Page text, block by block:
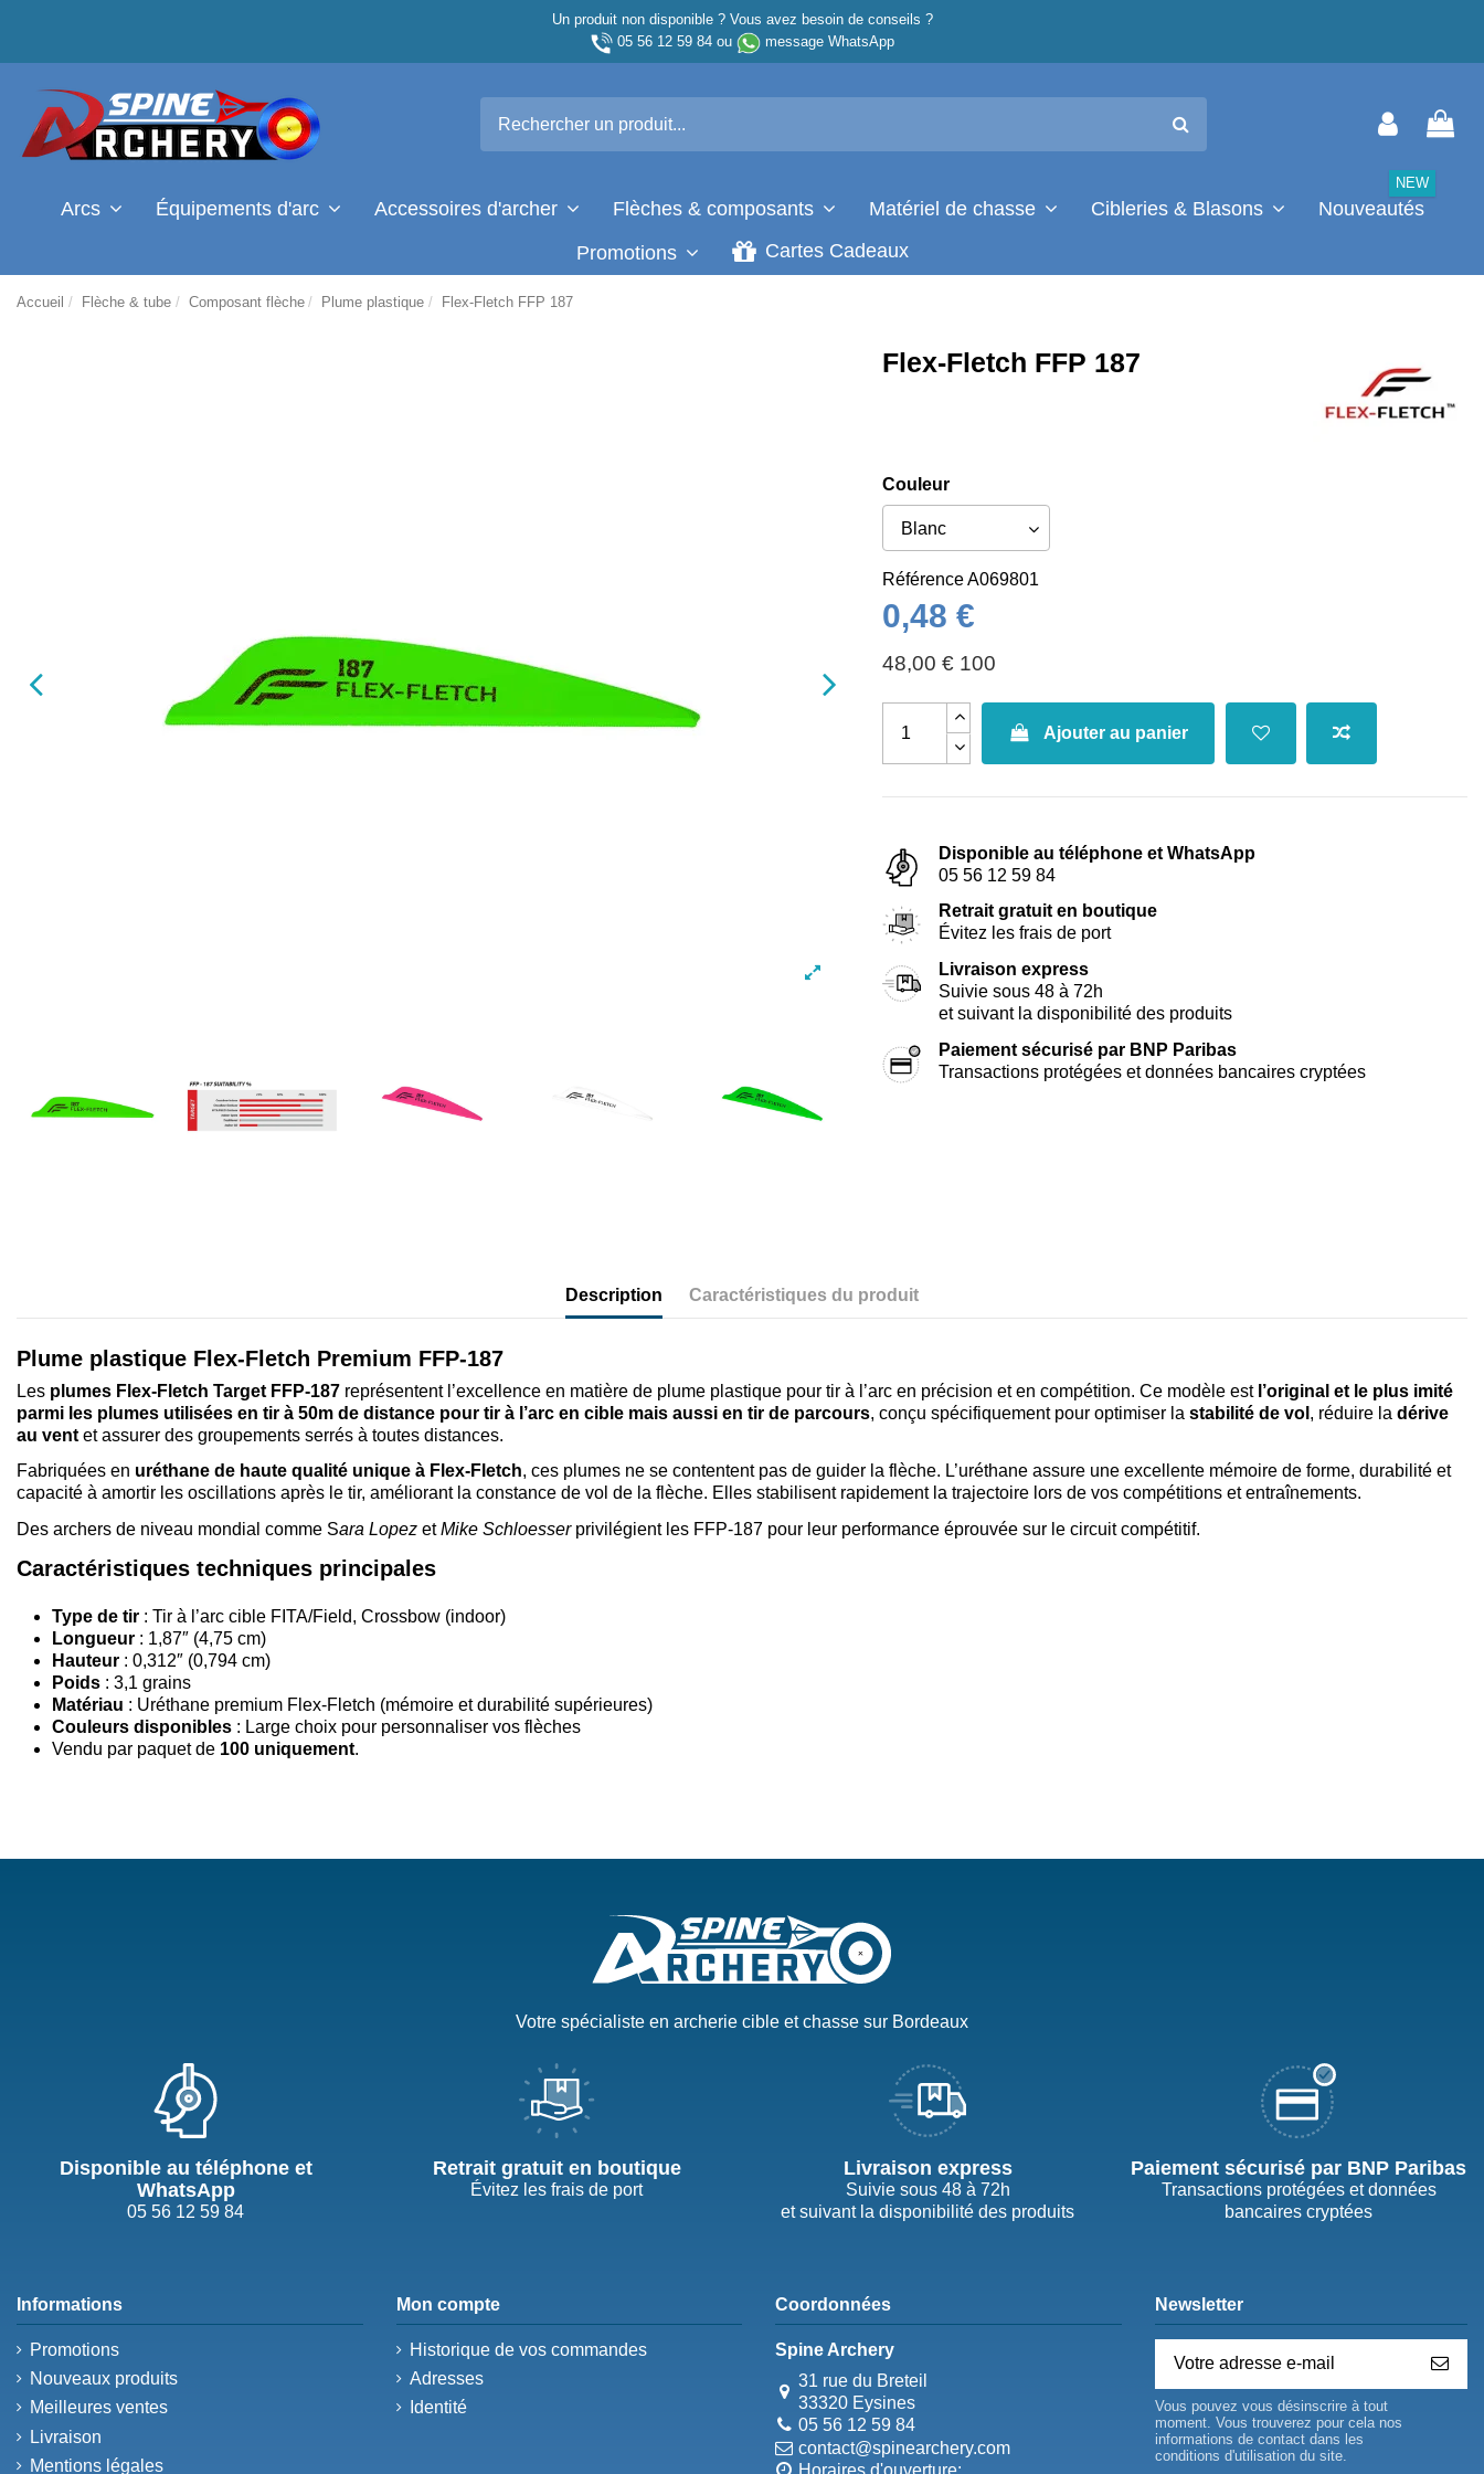
Un produit non disponible ? Vous avez besoin de conseils ?
05 56 12 59 84ou message WhatsApp
Arcs Équipements d'arc Accessoires d'archer Flèches & composants Matériel de chasse Cibleries & Blasons Nouveautés
NEW
Promotions Cartes Cadeaux
Accueil Flèche & tube Composant flèche Plume plastique Flex-Fletch FFP 187
Flex-Fletch FFP 187
Couleur
RéférenceA069801
0,48 €
48,00 € 100
Ajouter au panier
Disponible au téléphone et WhatsApp
05 56 12 59 84
Retrait gratuit en boutique
Évitez les frais de port
Livraison express
Suivie sous 48 à 72h
et suivant la disponibilité des produits
Paiement sécurisé par BNP Paribas
Transactions protégées et données bancaires cryptées
Description Caractéristiques du produit
Plume plastique Flex-Fletch Premium FFP-187
Les plumes Flex-Fletch Target FFP-187 représentent l’excellence en matière de plume plastique pour tir à l’arc en précision et en compétition. Ce modèle est l’original et le plus imité
parmi les plumes utilisées en tir à 50m de distance pour tir à l’arc en cible mais aussi en tir de parcours, conçu spécifiquement pour optimiser la stabilité de vol , réduire la dérive
au vent et assurer des groupements serrés à toutes distances.
Fabriquées en uréthane de haute qualité unique à Flex-Fletch, ces plumes ne se contentent pas de guider la flèche. L’uréthane assure une excellente mémoire de forme, durabilité et
capacité à amortir les oscillations après le tir, améliorant la constance de vol de la flèche. Elles stabilisent rapidement la trajectoire lors de vos compétitions et entraînements.
Des archers de niveau mondial comme Sara Lopez etMike Schloesserprivilégient les FFP-187 pour leur performance éprouvée sur le circuit compétitif.
Caractéristiques techniques principales
Type de tir : Tir à l’arc cible FITA/Field, Crossbow (indoor)
Longueur : 1,87″ (4,75 cm)
Hauteur : 0,312″ (0,794 cm)
Poids : 3,1 grains
Matériau : Uréthane premium Flex-Fletch (mémoire et durabilité supérieures)
Couleurs disponibles : Large choix pour personnaliser vos flèches
Vendu par paquet de 100 uniquement.
Votre spécialiste en archerie cible et chasse sur Bordeaux
Disponible au téléphone et
WhatsApp
05 56 12 59 84
Retrait gratuit en boutique
Évitez les frais de port
Livraison express
Suivie sous 48 à 72h
et suivant la disponibilité des produits
Paiement sécurisé par BNP Paribas
Transactions protégées et données
bancaires cryptées
Informations
Promotions
Nouveaux produits
Meilleures ventes
Livraison
Mentions légales
Mon compte
Historique de vos commandes
Adresses
Identité
Coordonnées
Spine Archery
31 rue du Breteil
33320 Eysines
05 56 12 59 84
contact@spinearchery.com
Horaires d'ouverture:
Newsletter
Vous pouvez vous désinscrire à tout
moment. Vous trouverez pour cela nos
informations de contact dans les
conditions d'utilisation du site.